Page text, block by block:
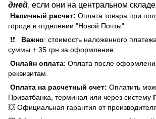
дней, если они на центральном
Наличный расчет: Оплата товара при
городе в отделении "Новой Почты"
❗❗ Важно: стоимость наложенного
суммы + 35 грн за оформление.
Онлайн оплата: Оплата после
реквизитам.
Оплата на расчетный счет: Оплатить
Приватбанка, терминал или через систему
💥 Официальная гарантия от